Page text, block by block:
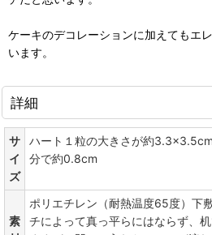
ケーキのデコレーションに加えてもエ
います。
詳細
サ
イ
ズ
ハート１粒の大きさが約
分で約0.8cm
素
ポリエチレン（耐熱温度65度）下
チによって真っ平らにはならず、